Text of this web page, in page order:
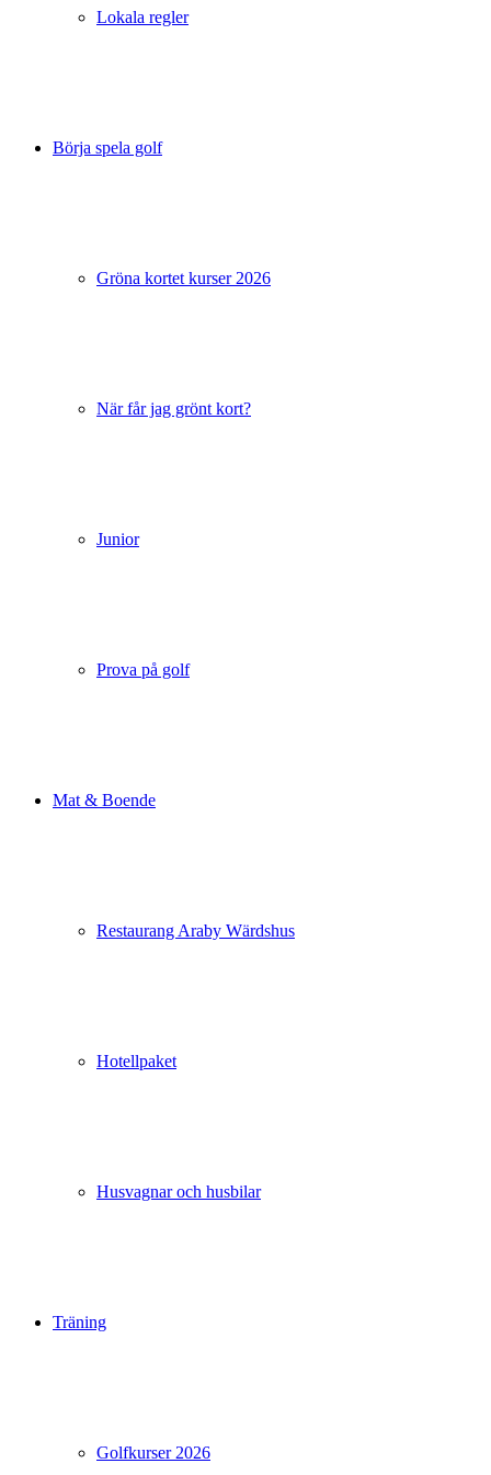
Lokala regler
Börja spela golf
Gröna kortet kurser 2026
När får jag grönt kort?
Junior
Prova på golf
Mat & Boende
Restaurang Araby Wärdshus
Hotellpaket
Husvagnar och husbilar
Träning
Golfkurser 2026